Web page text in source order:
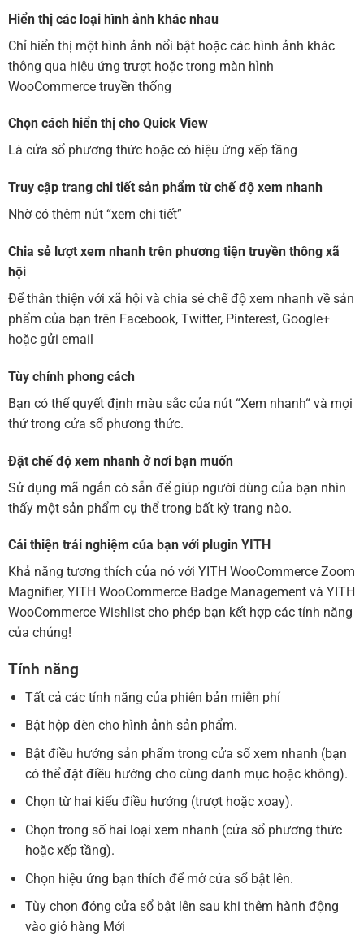
Hiển thị các loại hình ảnh khác nhau
Chỉ hiển thị một hình ảnh nổi bật hoặc các hình ảnh khác
thông qua hiệu ứng trượt hoặc trong màn hình
WooCommerce truyền thống
Chọn cách hiển thị cho Quick View
Là cửa sổ phương thức hoặc có hiệu ứng xếp tầng
Truy cập trang chi tiết sản phẩm từ chế độ xem nhanh
Nhờ có thêm nút “xem chi tiết”
Chia sẻ lượt xem nhanh trên phương tiện truyền thông xã
hội
Để thân thiện với xã hội và chia sẻ chế độ xem nhanh về sản
phẩm của bạn trên Facebook, Twitter, Pinterest, Google+
hoặc gửi email
Tùy chỉnh phong cách
Bạn có thể quyết định màu sắc của nút “Xem nhanh“ và mọi
thứ trong cửa sổ phương thức.
Đặt chế độ xem nhanh ở nơi bạn muốn
Sử dụng mã ngắn có sẵn để giúp người dùng của bạn nhìn
thấy một sản phẩm cụ thể trong bất kỳ trang nào.
Cải thiện trải nghiệm của bạn với plugin YITH
Khả năng tương thích của nó với YITH WooCommerce Zoom
Magnifier, YITH WooCommerce Badge Management và YITH
WooCommerce Wishlist cho phép bạn kết hợp các tính năng
của chúng!
Tính năng
Tất cả các tính năng của phiên bản miễn phí
Bật hộp đèn cho hình ảnh sản phẩm.
Bật điều hướng sản phẩm trong cửa sổ xem nhanh (bạn
có thể đặt điều hướng cho cùng danh mục hoặc không).
Chọn từ hai kiểu điều hướng (trượt hoặc xoay).
Chọn trong số hai loại xem nhanh (cửa sổ phương thức
hoặc xếp tầng).
Chọn hiệu ứng bạn thích để mở cửa sổ bật lên.
Tùy chọn đóng cửa sổ bật lên sau khi thêm hành động
vào giỏ hàng Mới